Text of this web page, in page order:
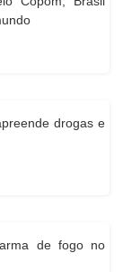
drogas e
de fogo no